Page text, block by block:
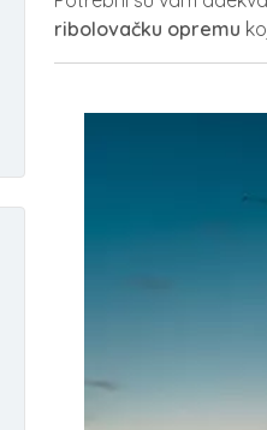
ribolovačku opremu